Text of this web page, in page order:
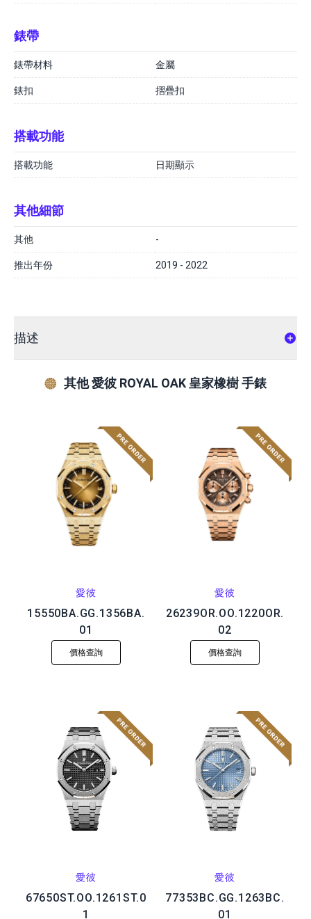
錶帶
錶帶材料 金屬
錶扣 摺疊扣
搭載功能
搭載功能 日期顯示
其他細節
其他 -
推出年份 2019 - 2022
描述
其他 愛彼 ROYAL OAK 皇家橡樹 手錶
愛彼
15550BA.GG.1356BA.
01
價格查詢
愛彼
26239OR.OO.1220OR.
02
價格查詢
愛彼
67650ST.OO.1261ST.0
1
愛彼
77353BC.GG.1263BC.
01